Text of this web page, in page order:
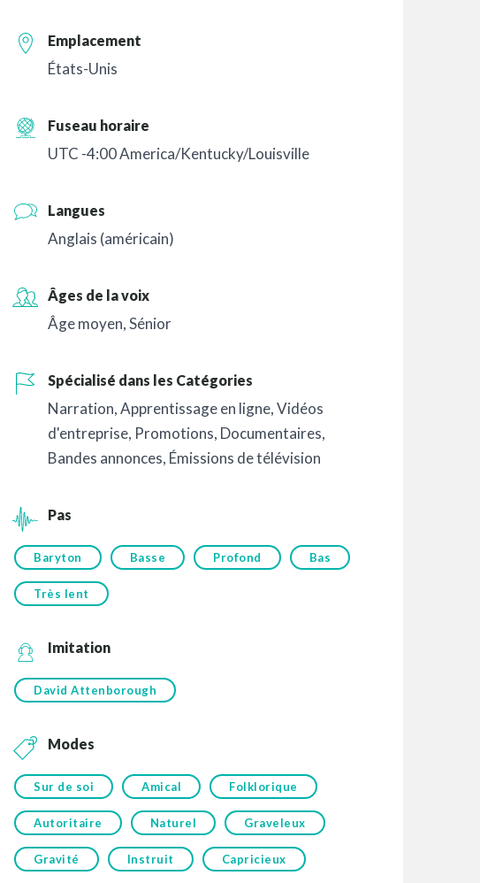
Emplacement
États-Unis
Fuseau horaire
UTC -4:00 America/Kentucky/Louisville
Langues
Anglais (américain)
Âges de la voix
Âge moyen,Sénior
Spécialisé dans les Catégories
Narration,Apprentissage en ligne,Vidéos
d'entreprise, Promotions, Documentaires,
Bandes annonces, Émissions de télévision
Pas
Baryton Basse Profond Bas
Très lent
Imitation
David Attenborough
Modes
Sur de soi Amical Folklorique
Autoritaire Naturel Graveleux
Gravité Instruit Capricieux